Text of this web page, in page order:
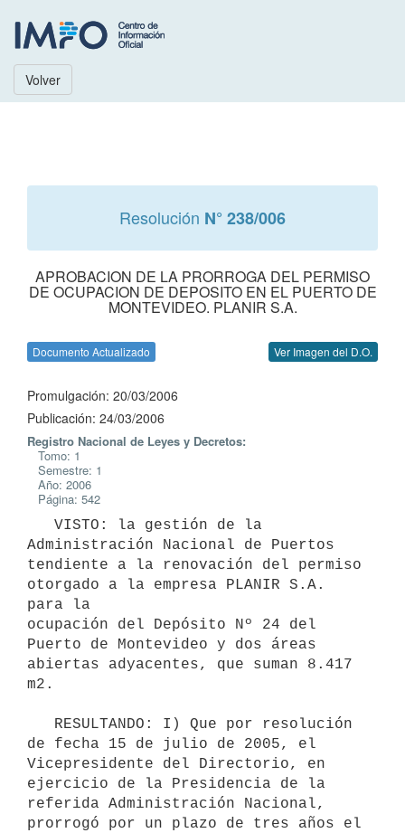
Volver
Resolución N° 238/006
APROBACION DE LA PRORROGA DEL PERMISO
DE OCUPACION DE DEPOSITO EN EL PUERTO DE
MONTEVIDEO. PLANIR S.A.
Documento Actualizado Ver Imagen del D.O.
Promulgación: 20/03/2006
Publicación: 24/03/2006
Registro Nacional de Leyes y Decretos:
Tomo: 1
Semestre: 1
Año: 2006
Página: 542
Administración Nacional de Puertos
tendiente a la renovación del permiso
otorgado a la empresa PLANIR S.A.
para la
ocupación del Depósito Nº 24 del
Puerto de Montevideo y dos áreas
abiertas adyacentes, que suman 8.417
m2.
de fecha 15 de julio de 2005, el
Vicepresidente del Directorio, en
ejercicio de la Presidencia de la
referida Administración Nacional,
prorrogó por un plazo de tres años el